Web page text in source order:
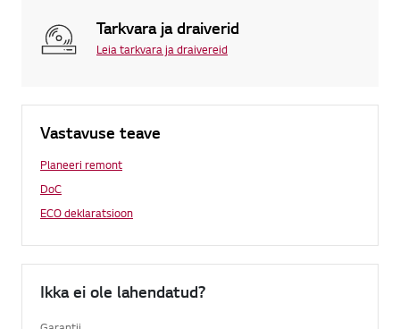
Tarkvara ja draiverid
Leia tarkvara ja draivereid
Vastavuse teave
Planeeri remont
DoC
ECO deklaratsioon
Ikka ei ole lahendatud?